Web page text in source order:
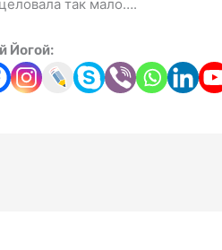
так мало….
Йогой: